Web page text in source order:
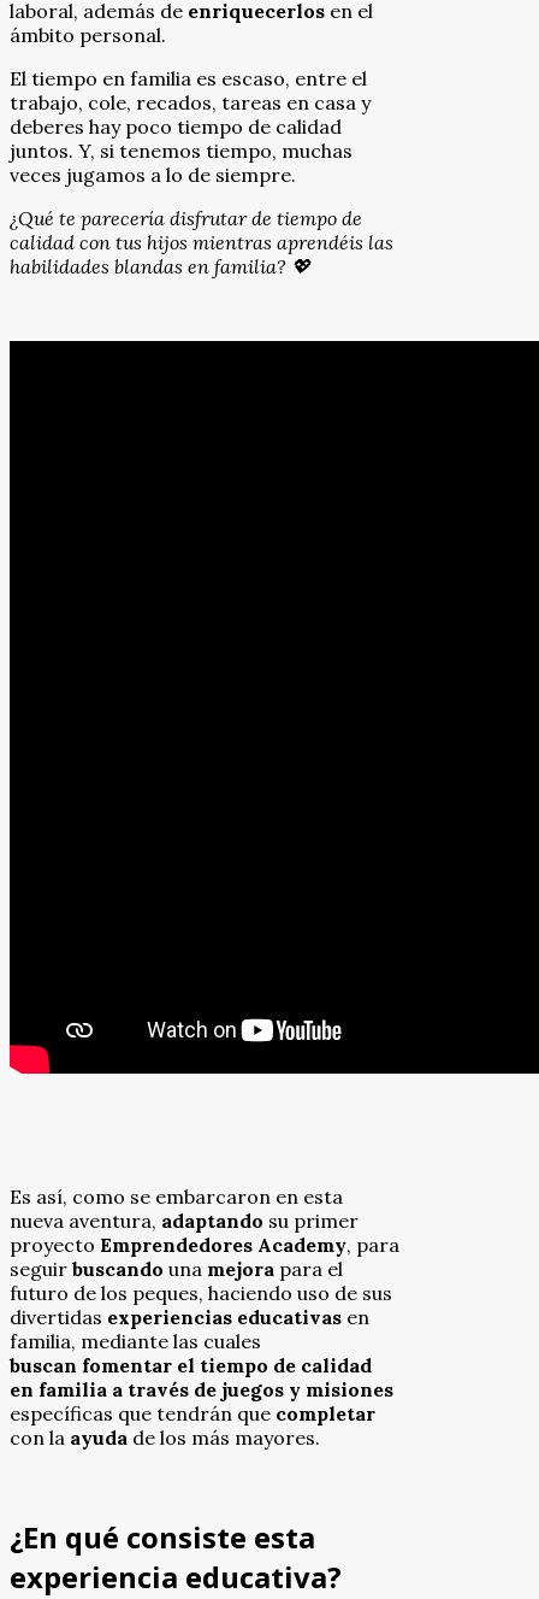
laboral, además de enriquecerlos en el
ámbito personal.
El tiempo en familia es escaso, entre el
trabajo, cole, recados, tareas en casa y
deberes hay poco tiempo de calidad
juntos. Y, si tenemos tiempo, muchas
veces jugamos a lo de siempre.
¿Qué te parecería disfrutar de tiempo de
calidad con tus hijos mientras aprendéis las
habilidades blandas en familia? 💖
Es así, como se embarcaron en esta
nueva aventura, adaptando su primer
proyecto Emprendedores Academy, para
seguir buscando una mejora para el
futuro de los peques, haciendo uso de sus
divertidas experiencias educativas en
familia, mediante las cuales
buscan fomentar el tiempo de calidad
en familia a través de juegos y misiones
específicas que tendrán que completar
con la ayuda de los más mayores.
¿En qué consiste esta
experiencia educativa?